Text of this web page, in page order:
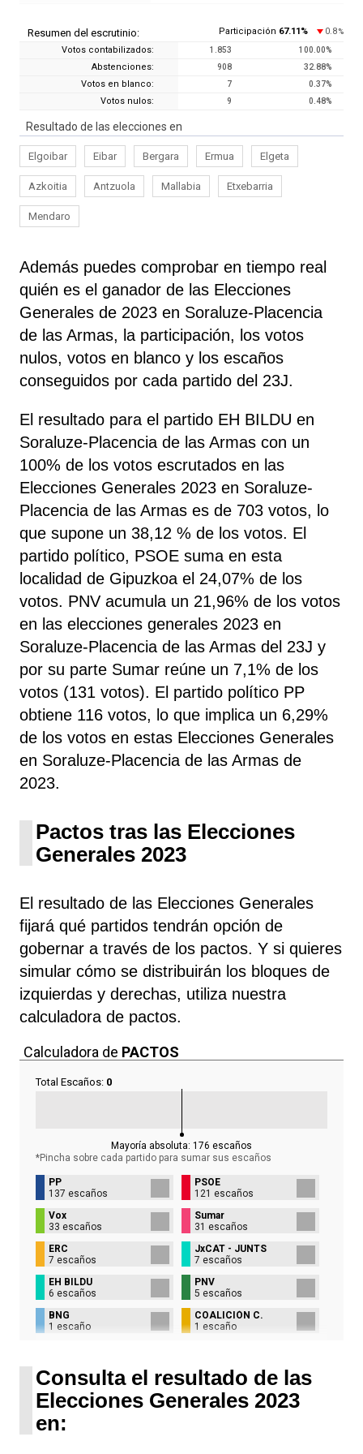
Resumen del escrutinio: Participación 67.11% 0.8 %
Votos contabilizados: 1.853 100.00%
Abstenciones: 908 32.88%
Votos en blanco: 7 0.37%
Votos nulos: 9 0.48%
Resultado de las elecciones en
Elgoibar Eibar Bergara Ermua Elgeta
Azkoitia Antzuola Mallabia Etxebarria
Mendaro
Además puedes comprobar en tiempo real
quién es el ganador de las Elecciones
Generales de 2023 en Soraluze-Placencia
de las Armas, la participación, los votos
nulos, votos en blanco y los escaños
conseguidos por cada partido del 23J.
El resultado para el partido EH BILDU en
Soraluze-Placencia de las Armas con un
100% de los votos escrutados en las
Elecciones Generales 2023 en Soraluze-
Placencia de las Armas es de 703 votos, lo
que supone un 38,12 % de los votos. El
partido político, PSOE suma en esta
localidad de Gipuzkoa el 24,07% de los
votos. PNV acumula un 21,96% de los votos
en las elecciones generales 2023 en
Soraluze-Placencia de las Armas del 23J y
por su parte Sumar reúne un 7,1% de los
votos (131 votos). El partido político PP
obtiene 116 votos, lo que implica un 6,29%
de los votos en estas Elecciones Generales
en Soraluze-Placencia de las Armas de
2023.
Pactos tras las Elecciones
Generales 2023
El resultado de las Elecciones Generales
fijará qué partidos tendrán opción de
gobernar a través de los pactos. Y si quieres
simular cómo se distribuirán los bloques de
izquierdas y derechas, utiliza nuestra
calculadora de pactos.
Calculadora de PACTOS
Total Escaños: 0
Mayoría absoluta: 176 escaños
*Pincha sobre cada partido para sumar sus escaños
PP
137 escaños
PSOE
121 escaños
Vox
33 escaños
Sumar
31 escaños
ERC
7 escaños
JxCAT - JUNTS
7 escaños
EH BILDU
6 escaños
PNV
5 escaños
BNG
1 escaño
COALICIÓN C.
1 escaño
Consulta el resultado de las
Elecciones Generales 2023
en: